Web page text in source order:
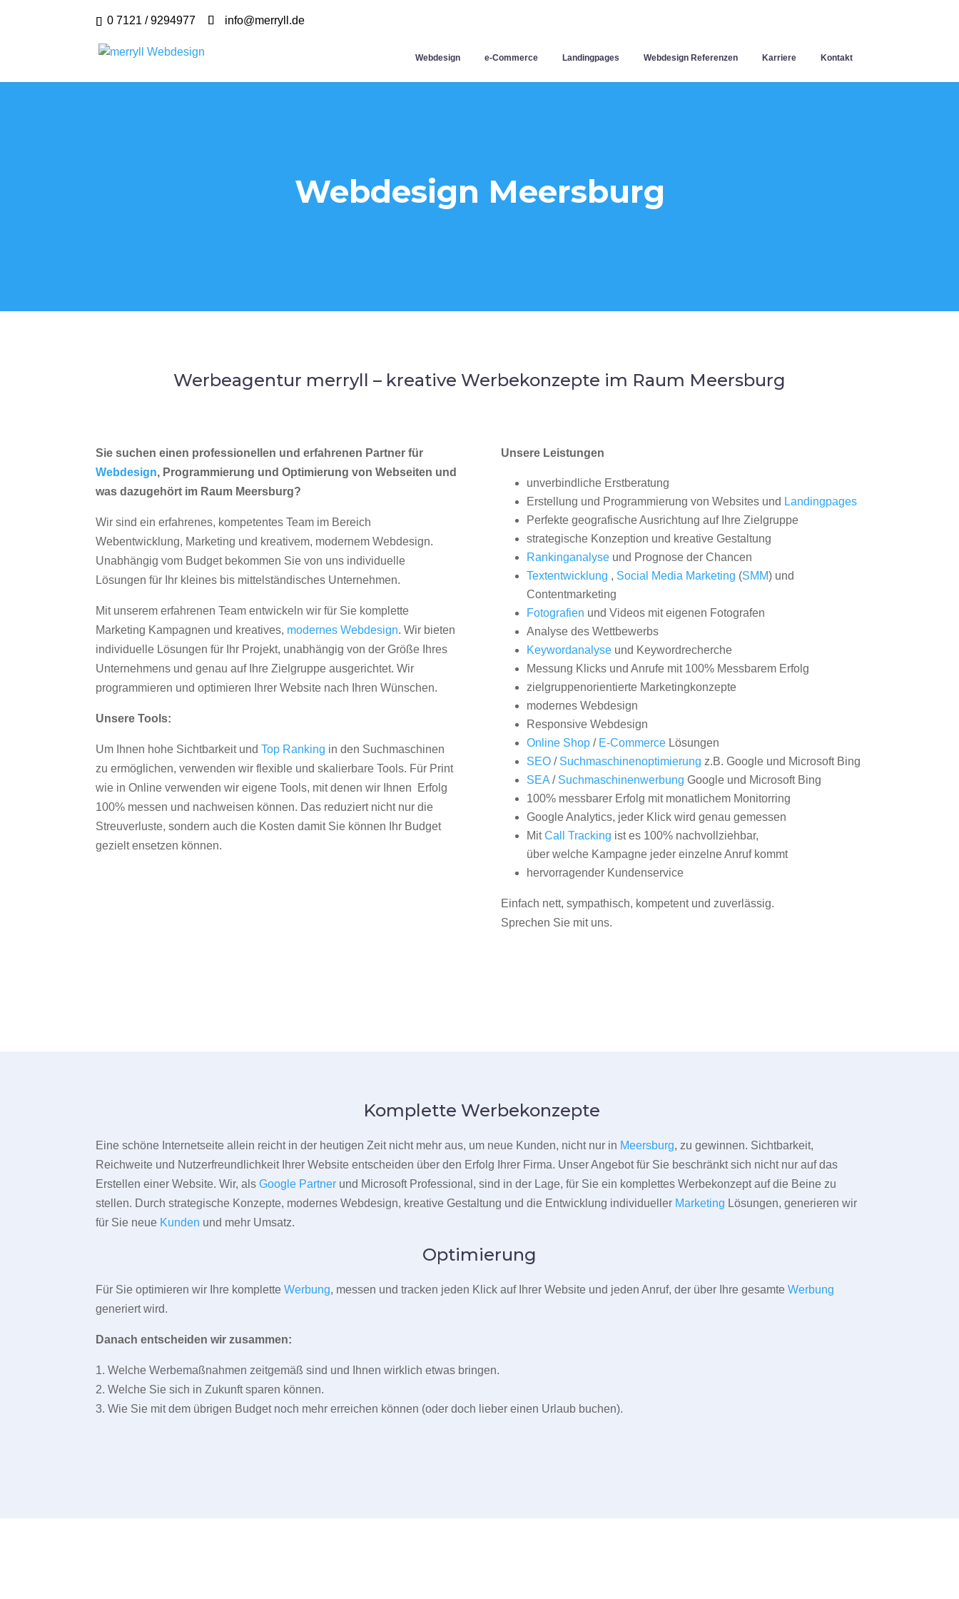
0 7121 / 9294977 info@merryll.de
Webdesign e-Commerce Landingpages Webdesign Referenzen Karriere Kontakt
Webdesign Meersburg
Werbeagentur merryll – kreative Werbekonzepte im Raum Meersburg
Sie suchen einen professionellen und erfahrenen Partner für
Webdesign, Programmierung und Optimierung von Webseiten und
was dazugehört im Raum Meersburg?
Wir sind ein erfahrenes, kompetentes Team im Bereich
Webentwicklung, Marketing und kreativem, modernem Webdesign.
Unabhängig vom Budget bekommen Sie von uns individuelle
Lösungen für Ihr kleines bis mittelständisches Unternehmen.
Mit unserem erfahrenen Team entwickeln wir für Sie komplette
Marketing Kampagnen und kreatives, modernes Webdesign. Wir bieten
individuelle Lösungen für Ihr Projekt, unabhängig von der Größe Ihres
Unternehmens und genau auf Ihre Zielgruppe ausgerichtet. Wir
programmieren und optimieren Ihrer Website nach Ihren Wünschen.
Unsere Tools:
Um Ihnen hohe Sichtbarkeit undTop Ranking in den Suchmaschinen
zu ermöglichen, verwenden wir flexible und skalierbare Tools. Für Print
wie in Online verwenden wir eigene Tools, mit denen wir Ihnen Erfolg
100% messen und nachweisen können. Das reduziert nicht nur die
Streuverluste, sondern auch die Kosten damit Sie können Ihr Budget
gezielt ensetzen können.
Unsere Leistungen
unverbindliche Erstberatung
Erstellung und Programmierung von Websites und Landingpages
Perfekte geografische Ausrichtung auf Ihre Zielgruppe
strategische Konzeption und kreative Gestaltung
Rankinganalyseund Prognose der Chancen
Textentwicklung , Social Media Marketing (SMM) und
Contentmarketing
Fotografien und Videos mit eigenen Fotografen
Analyse des Wettbewerbs
Keywordanalyseund Keywordrecherche
Messung Klicks und Anrufe mit 100% Messbarem Erfolg
zielgruppenorientierte Marketingkonzepte
modernes Webdesign
Responsive Webdesign
Online Shop/ E-CommerceLösungen
SEO/ Suchmaschinenoptimierung z.B. Google und Microsoft Bing
SEA/ Suchmaschinenwerbung Google und Microsoft Bing
100% messbarer Erfolg mit monatlichem Monitorring
Google Analytics, jeder Klick wird genau gemessen
MitCall Tracking ist es 100% nachvollziehbar,
über welche Kampagne jeder einzelne Anruf kommt
hervorragender Kundenservice
Einfach nett, sympathisch, kompetent und zuverlässig.
Sprechen Sie mit uns.
Komplette Werbekonzepte
Eine schöne Internetseite allein reicht in der heutigen Zeit nicht mehr aus, um neue Kunden, nicht nur in Meersburg, zu gewinnen. Sichtbarkeit,
Reichweite und Nutzerfreundlichkeit Ihrer Website entscheiden über den Erfolg Ihrer Firma. Unser Angebot für Sie beschränkt sich nicht nur auf das
Erstellen einer Website. Wir, alsGoogle Partner und Microsoft Professional, sind in der Lage, für Sie ein komplettes Werbekonzept auf die Beine zu
stellen. Durch strategische Konzepte, modernes Webdesign, kreative Gestaltung und die Entwicklung individueller Marketing Lösungen, generieren wir
für Sie neue Kunden und mehr Umsatz.
Optimierung
Für Sie optimieren wir Ihre kompletteWerbung, messen und tracken jeden Klick auf Ihrer Website und jeden Anruf, der über Ihre gesamteWerbung
generiert wird.
Danach entscheiden wir zusammen:
1. Welche Werbemaßnahmen zeitgemäß sind und Ihnen wirklich etwas bringen.
2. Welche Sie sich in Zukunft sparen können.
3. Wie Sie mit dem übrigen Budget noch mehr erreichen können (oder doch lieber einen Urlaub buchen).